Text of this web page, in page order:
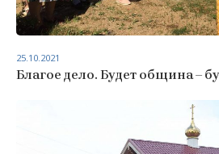
Благое дело. Будет община –
25.10.2021